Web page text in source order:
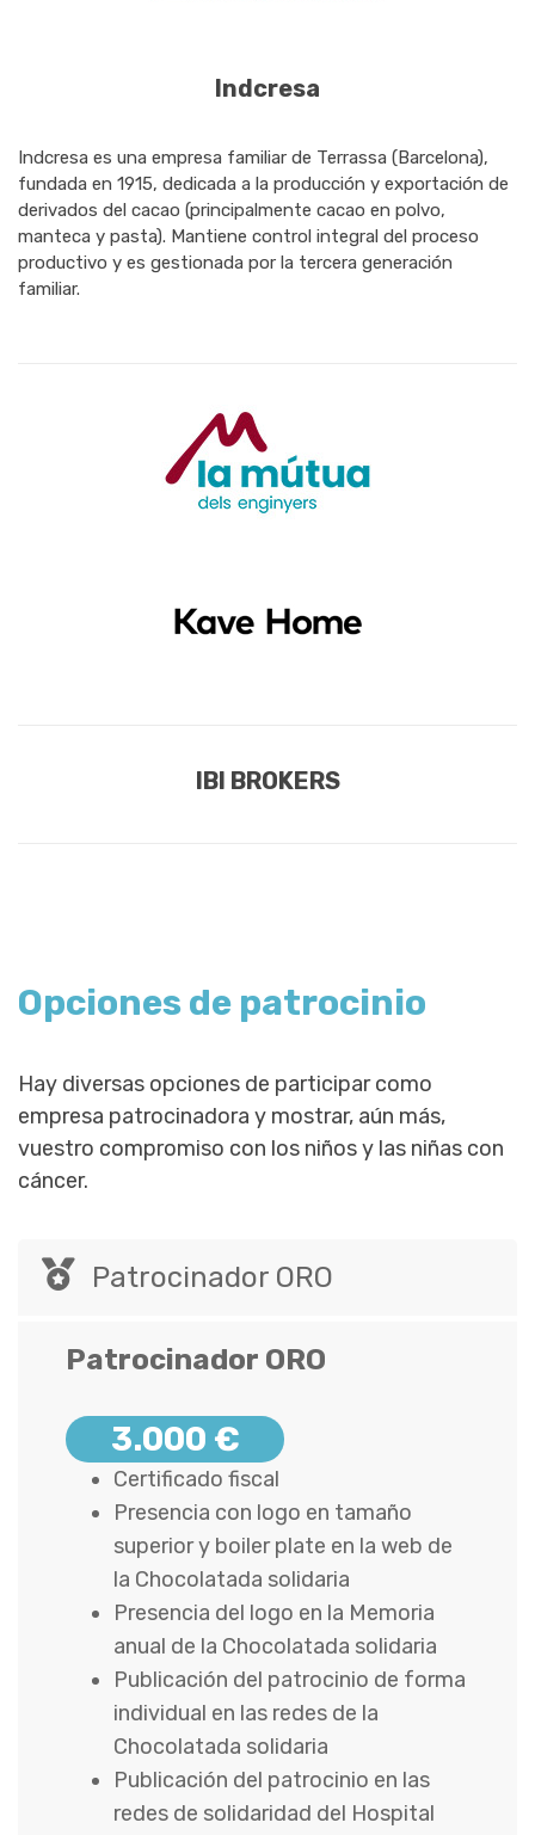
Indcresa
Indcresa es una empresa familiar de Terrassa (Barcelona),
fundada en 1915, dedicada a la producción y exportación de
derivados del cacao (principalmente cacao en polvo,
manteca y pasta). Mantiene control integral del proceso
productivo y es gestionada por la tercera generación
familiar.
IBI BROKERS
Opciones de patrocinio
Hay diversas opciones de participar como
empresa patrocinadora y mostrar, aún más,
vuestro compromiso con los niños y las niñas con
cáncer.
Patrocinador ORO
Patrocinador ORO
3.000 €
Certificado fiscal
Presencia con logo en tamaño
superior y boiler plate en la web de
la Chocolatada solidaria
Presencia del logo en la Memoria
anual de la Chocolatada solidaria
Publicación del patrocinio de forma
individual en las redes de la
Chocolatada solidaria
Publicación del patrocinio en las
redes de solidaridad del Hospital